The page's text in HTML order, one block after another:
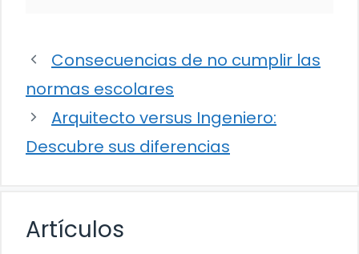
Consecuencias de no cumplir las
normas escolares
Arquitecto versus Ingeniero:
Descubre sus diferencias
Artículos